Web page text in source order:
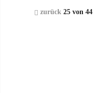
zurück25 von 44